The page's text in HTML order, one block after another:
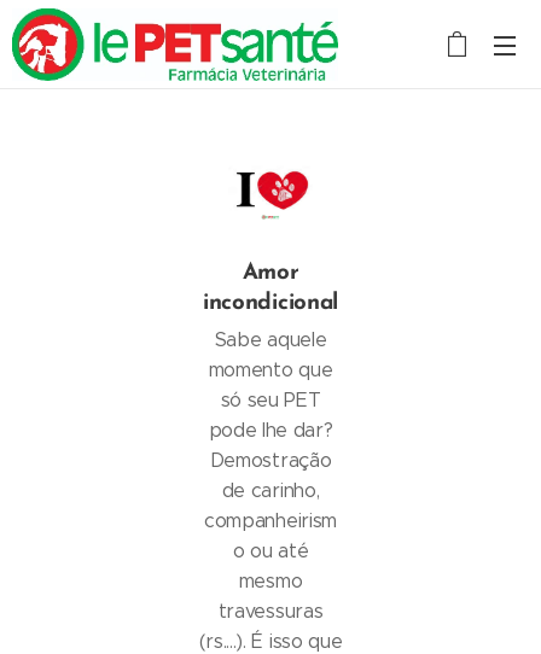
Amor
incondicional
Sabe aquele
momento que
só seu PET
pode lhe dar?
Demostração
de carinho,
companheirism
o ou até
mesmo
travessuras
(rs....). É isso que